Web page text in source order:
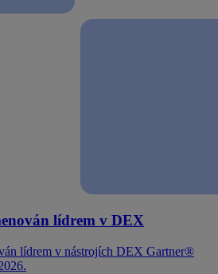
lídrem v DEX
lídrem v nástrojích DEX Gartner®